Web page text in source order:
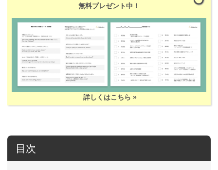
無料プレゼント中！
詳しくはこちら »
目次